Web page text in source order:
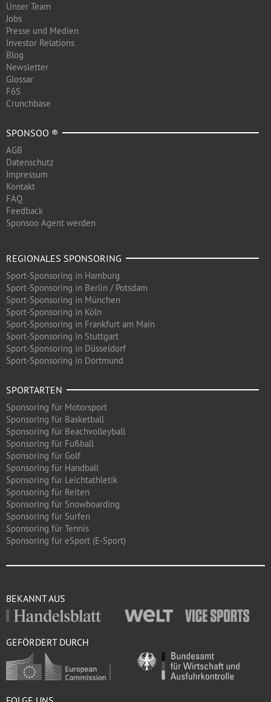
Unser Team
Jobs
Presse und Medien
Investor Relations
Blog
Newsletter
Glossar
F6S
Crunchbase
SPONSOO ®
AGB
Datenschutz
Impressum
Kontakt
FAQ
Feedback
Sponsoo Agent werden
REGIONALES SPONSORING
Sport-Sponsoring in Hamburg
Sport-Sponsoring in Berlin / Potsdam
Sport-Sponsoring in München
Sport-Sponsoring in Köln
Sport-Sponsoring in Frankfurt am Main
Sport-Sponsoring in Stuttgart
Sport-Sponsoring in Düsseldorf
Sport-Sponsoring in Dortmund
SPORTARTEN
Sponsoring für Motorsport
Sponsoring für Basketball
Sponsoring für Beachvolleyball
Sponsoring für Fußball
Sponsoring für Golf
Sponsoring für Handball
Sponsoring für Leichtathletik
Sponsoring für Reiten
Sponsoring für Snowboarding
Sponsoring für Surfen
Sponsoring für Tennis
Sponsoring für eSport (E-Sport)
BEKANNT AUS
GEFÖRDERT DURCH